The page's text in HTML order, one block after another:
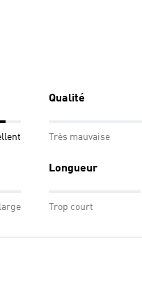
Qualité
Très mauvaise
Longueur
Trop court